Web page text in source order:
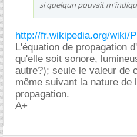
si quelqun pouvait
http://fr.wikipedia.org/wiki/
L'équation de propagation
qu'elle soit sonore,
autre?); seule le valeur de
même suivant la nature de
propagation.
A+